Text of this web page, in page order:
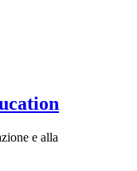
e alla